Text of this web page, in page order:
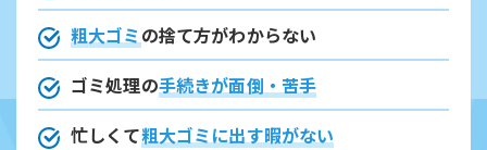
粗大ゴミの捨て方がわからない
ゴミ処理の手続きが面倒・苦手
忙しくて粗大ゴミに出す暇がない